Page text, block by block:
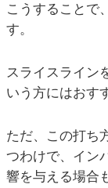
こうすることで
す。
スライスライン
いう方にはおす
ただ、この打ち
つわけで、イン
響を与える場合